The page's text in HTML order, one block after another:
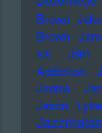
Brown
Brown
xx
Jan
Addiction
Jantra
Jason Lytle